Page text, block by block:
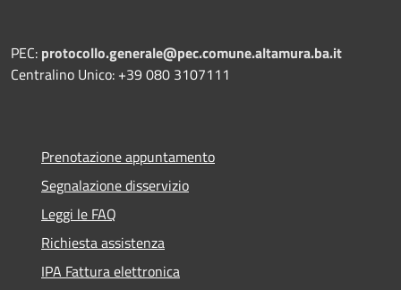
PEC: protocollo.generale@pec.comune.altamura.ba.it
Centralino Unico: +39 080 3107111
Prenotazione appuntamento
Segnalazione disservizio
Leggi le FAQ
Richiesta assistenza
IPA Fattura elettronica